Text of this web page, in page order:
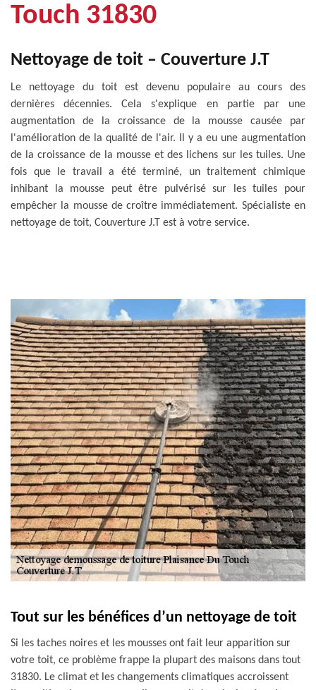
Touch 31830
Nettoyage de toit – Couverture J.T
Le nettoyage du toit est devenu populaire au cours des
dernières décennies. Cela s'explique en partie par une
augmentation de la croissance de la mousse causée par
l'amélioration de la qualité de l'air. Il y a eu une augmentation
de la croissance de la mousse et des lichens sur les tuiles. Une
fois que le travail a été terminé, un traitement chimique
inhibant la mousse peut être pulvérisé sur les tuiles pour
empêcher la mousse de croître immédiatement. Spécialiste en
nettoyage de toit, Couverture J.T est à votre service.
Tout sur les bénéfices d’un nettoyage de toit
Si les taches noires et les mousses ont fait leur apparition sur
votre toit, ce problème frappe la plupart des maisons dans tout
31830. Le climat et les changements climatiques accroissent